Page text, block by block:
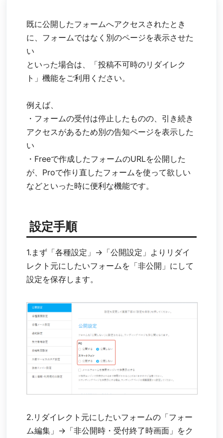
既に公開したフォームへアクセスされたとき
に、フォームではなく別のページを表示させた
い
といった場合は、「投稿不可時のリダイレク
ト」機能をご利用ください。
例えば、
・フォームの受付は停止したものの、引き続き
アクセスがあるため別の告知ページを表示した
い
・Freeで作成したフォームのURLを公開した
が、Proで作り直したフォームを使って欲しい
などといった時に便利な機能です。
設定手順
1.まず「各種設定」→「公開設定」よりリダイ
レクト元にしたいフォームを「非公開」にして
設定を保存します。
2.リダイレクト元にしたいフォームの「フォー
ム編集」→「非公開時・受付終了時画面」をク